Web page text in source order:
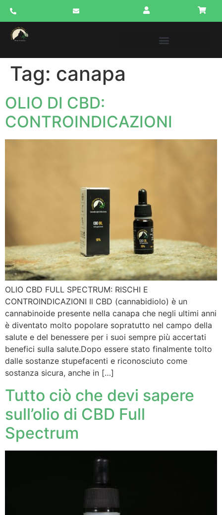
Tag: canapa
OLIO DI CBD:
CONTROINDICAZIONI
OLIO CBD FULL SPECTRUM: RISCHI E
CONTROINDICAZIONI Il CBD (cannabidiolo) è un
cannabinoide presente nella canapa che negli ultimi anni
è diventato molto popolare sopratutto nel campo della
salute e del benessere per i suoi sempre più accertati
benefici sulla salute.Dopo essere stato finalmente tolto
dalle sostanze stupefacenti e riconosciuto come
sostanza sicura, anche in […]
Tutto ciò che devi sapere
sull’olio di CBD Full
Spectrum